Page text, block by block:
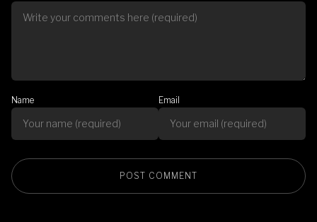
Name Email